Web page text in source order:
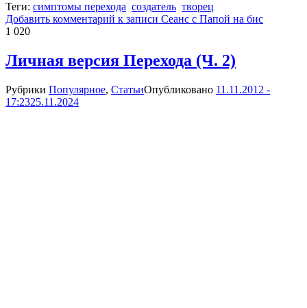
Теги: симптомы перехода создатель творец
Добавить комментарий к записи Сеанс с Папой на бис
1 020
Личная версия Перехода (Ч. 2)
Рубрики Популярное, СтатьиОпубликовано 11.11.2012 -
17:2325.11.2024